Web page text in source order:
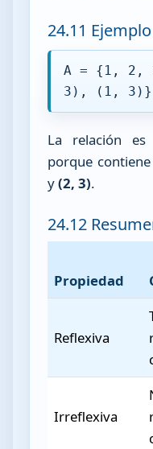
24.11
A = {1, 2,
3), (1, 3)}
La relación es
porque
y(2, 3).
24.12
Propiedad
Reflexiva
Irreflexiva